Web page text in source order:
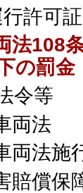
行許可
法108
の罰金
令等
両法
両法施
賠償保